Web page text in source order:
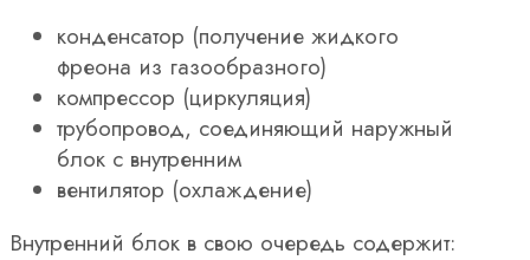
конденсатор (получение жидкого
фреона из газообразного)
компрессор (циркуляция)
трубопровод, соединяющий наружный
блок с внутренним
вентилятор (охлаждение)
Внутренний блок в свою очередь содержит: